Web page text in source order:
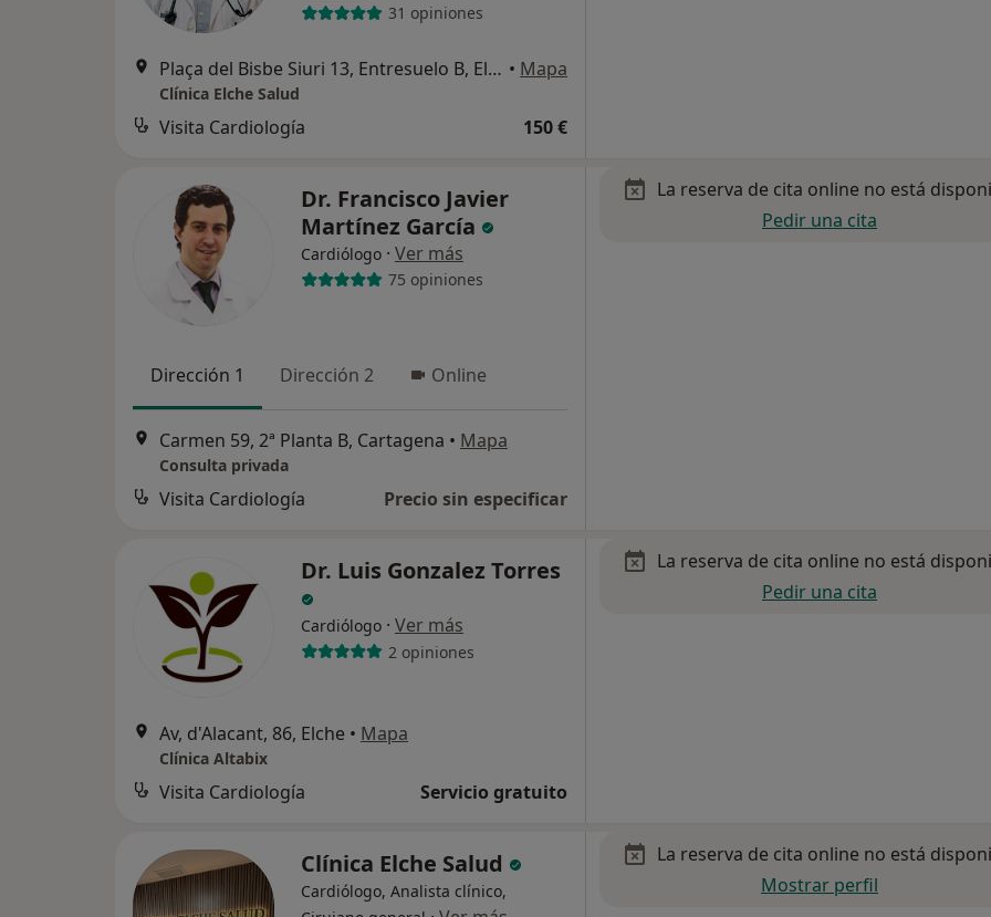
31 opiniones
Plaça del Bisbe Siuri 13, Entresuelo B, Elche • Mapa
Clínica Elche Salud
Visita Cardiología 150 €
Dr. Francisco Javier
Martínez García
Cardiólogo · Ver más
75 opiniones
Dirección 1 Dirección 2 Online
Carmen 59, 2ª Planta B, Cartagena • Mapa
Consulta privada
Visita Cardiología Precio sin especificar
La reserva de cita online no está
Pedir una cita
Dr. Luis Gonzalez Torres
Cardiólogo · Ver más
2 opiniones
Av, d'Alacant, 86, Elche • Mapa
Clínica Altabix
Visita Cardiología Servicio gratuito
La reserva de cita online no está
Pedir una cita
Clínica Elche Salud
Cardiólogo, Analista clínico,
La reserva de cita online no está
Mostrar perfil